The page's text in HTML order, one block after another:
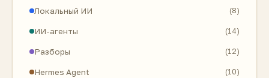
Локальный ИИ (8)
ИИ-агенты (14)
Разборы (12)
Hermes Agent (10)